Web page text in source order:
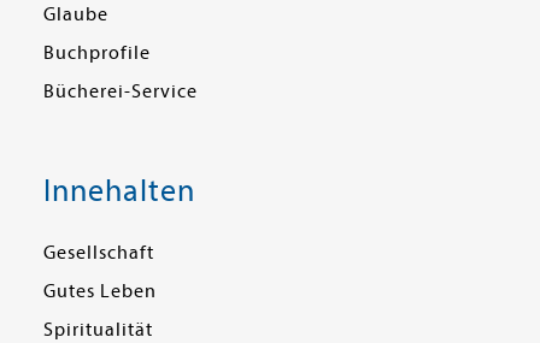
Glaube
Buchprofile
Bücherei-Service
Innehalten
Gesellschaft
Gutes Leben
Spiritualität